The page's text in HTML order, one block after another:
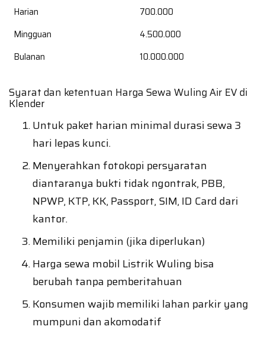
Harian
700.000
Mingguan
4.500.000
Bulanan
10.000.000
Syarat dan ketentuan Harga Sewa Wuling Air EV di
Klender
Untuk paket harian minimal durasi sewa 3
hari lepas kunci.
Menyerahkan fotokopi persyaratan
diantaranya bukti tidak ngontrak, PBB,
NPWP, KTP, KK, Passport, SIM, ID Card dari
kantor.
Memiliki penjamin (jika diperlukan)
Harga sewa mobil Listrik Wuling bisa
berubah tanpa pemberitahuan
Konsumen wajib memiliki lahan parkir yang
mumpuni dan akomodatif